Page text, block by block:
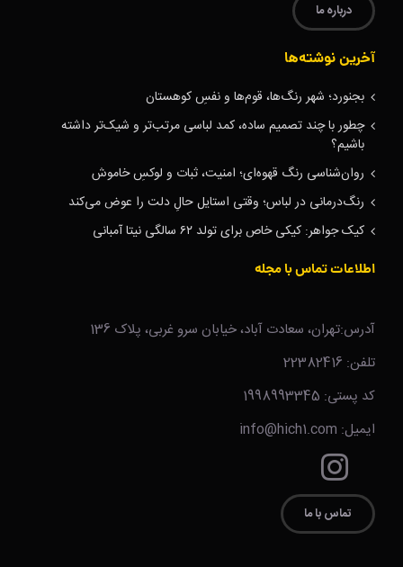
درباره ما
آخرین نوشته‌ها
بجنورد؛ شهر رنگ‌ها، قوم‌ها و نفسِ کوهستان
چطور با چند تصمیم ساده، کمد لباسی مرتب‌تر و شیک‌تر داشته
باشیم؟
روان‌شناسی رنگ قهوه‌ای؛ امنیت، ثبات و لوکسِ خاموش
رنگ‌درمانی در لباس؛ وقتی استایل حالِ دلت را عوض می‌کند
کیک جواهر: کیکی خاص برای تولد ۶۲ سالگی نیتا آمبانی
اطلاعات تماس با مجله
آدرس:تهران، سعادت آباد، خیابان سرو غربی، پلاک 136
تلفن: 22382416
کد پستی: 1998993345
ایمیل: info@hich1.com
تماس با ما